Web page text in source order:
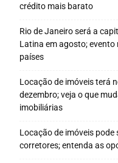
crédito mais barato
Rio de Janeiro será a
Latina em agosto; evento
países
Locação de imóveis terá
dezembro; veja o que
imobiliárias
Locação de imóveis
corretores; entenda as